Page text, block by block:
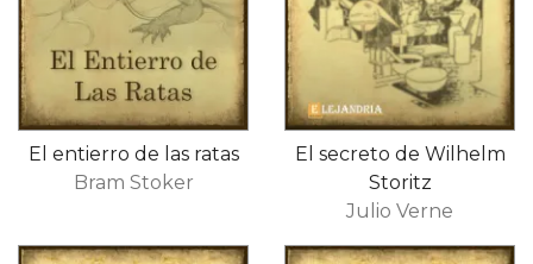
El entierro de las ratas
Bram Stoker
El secreto de Wilhelm
Storitz
Julio Verne